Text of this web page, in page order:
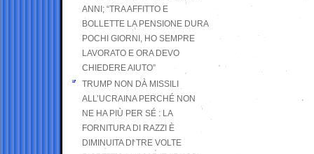
ANNI; “TRA AFFITTO E
BOLLETTE LA PENSIONE DURA
POCHI GIORNI, HO SEMPRE
LAVORATO E ORA DEVO
CHIEDERE AIUTO”
TRUMP NON DÀ MISSILI
ALL’UCRAINA PERCHÉ NON
NE HA PIÙ PER SÉ : LA
FORNITURA DI RAZZI È
DIMINUITA DI TRE VOLTE